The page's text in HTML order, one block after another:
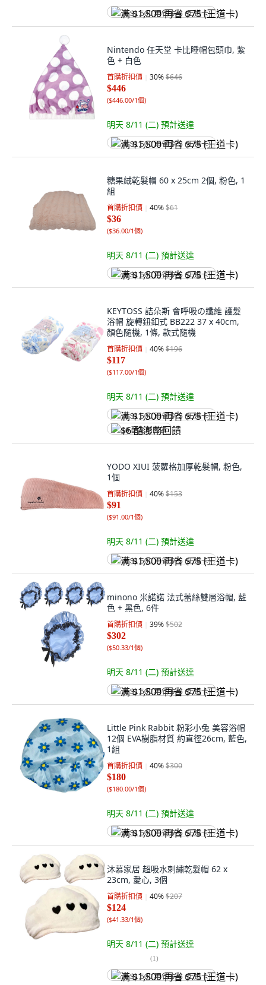
满 $1,500 再省 $75 (王道卡)
Nintendo 任天堂 卡比睡帽包頭巾, 紫
色 + 白色
首購折扣價 30%$646
$446
($446.00/1個)
明天 8/11 (二) 預計送達
满 $1,500 再省 $75 (王道卡)
糖果絨乾髮帽 60 x 25cm 2個, 粉色, 1
組
首購折扣價 40%$61
$36
($36.00/1個)
明天 8/11 (二) 預計送達
满 $1,500 再省 $75 (王道卡)
KEYTOSS 詰朵斯 會呼吸の纖維 護髮
浴帽 旋轉鈕釦式 BB222 37 x 40cm,
顏色隨機, 1條, 款式隨機
首購折扣價 40%$196
$117
($117.00/1個)
明天 8/11 (二) 預計送達
满 $1,500 再省 $75 (王道卡)
$6 酷澎幣回饋
YODO XIUI 菠蘿格加厚乾髮帽, 粉色,
1個
首購折扣價 40%$153
$91
($91.00/1個)
明天 8/11 (二) 預計送達
满 $1,500 再省 $75 (王道卡)
minono 米諾諾 法式蕾絲雙層浴帽, 藍
色 + 黑色, 6件
首購折扣價 39%$502
$302
($50.33/1個)
明天 8/11 (二) 預計送達
满 $1,500 再省 $75 (王道卡)
Little Pink Rabbit 粉彩小兔 美容浴帽
12個 EVA樹脂材質 約直徑26cm, 藍色,
1組
首購折扣價 40%$300
$180
($180.00/1個)
明天 8/11 (二) 預計送達
满 $1,500 再省 $75 (王道卡)
沐慕家居 超吸水刺繡乾髮帽 62 x
23cm, 愛心, 3個
首購折扣價 40%$207
$124
($41.33/1個)
明天 8/11 (二) 預計送達
(1)
满 $1,500 再省 $75 (王道卡)